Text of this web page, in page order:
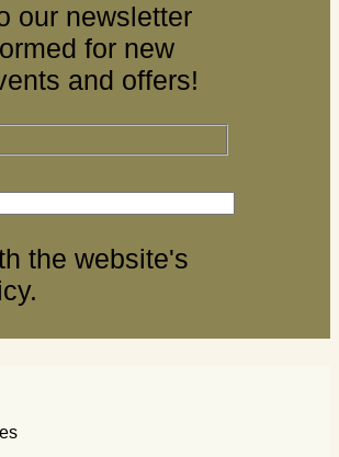
our newsletter
for new
and offers!
the website's